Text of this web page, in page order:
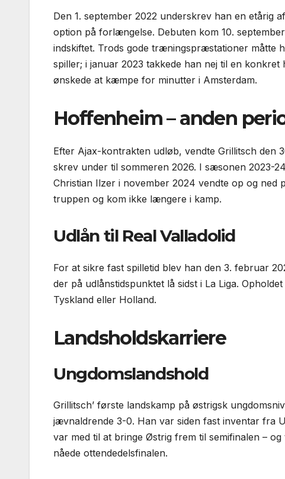
Den 1. september 2022 underskrev han en etårig
option på forlængelse. Debuten kom 10.
indskiftet. Trods gode trænings­præstationer måtte
spiller; i januar 2023 takkede han nej til en
ønskede at kæmpe for minutter i Amsterdam.
Hoffenheim – anden
Efter Ajax-kontrakten udløb, vendte Grillitsch den
skrev under til sommeren 2026. I sæsonen 2023-
Christian Ilzer i november 2024 vendte op og ned
truppen og kom ikke længere i kamp.
Udlån til Real Valladolid
For at sikre fast spilletid blev han den 3. februar
der på udlåns­tidspunktet lå sidst i La Liga.
Tyskland eller Holland.
Lands­holds­karriere
Ungdoms­landshold
Grillitsch’ første lands­kamp på østrigsk
jævnaldrende 3-0. Han var siden fast inventar fra
var med til at bringe Østrig frem til semifinalen –
nåede ottendedels­finalen.